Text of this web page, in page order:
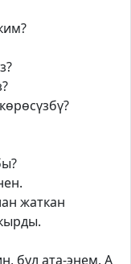
жаткан
бул ата-энем. А